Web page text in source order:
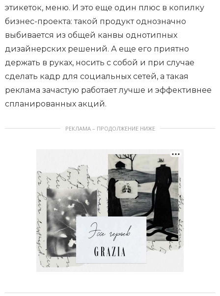
этикеток, меню. И это еще один плюс в копилку
бизнес-проекта: такой продукт однозначно
выбивается из общей канвы однотипных
дизайнерских решений. А еще его приятно
держать в руках, носить с собой и при случае
сделать кадр для социальных сетей, а такая
реклама зачастую работает лучше и эффективнее
спланированных акций.
РЕКЛАМА – ПРОДОЛЖЕНИЕ НИЖЕ